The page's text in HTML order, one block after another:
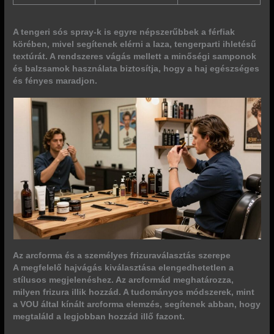
A tengeri sós spray-k is egyre népszerűbbek a férfiak
körében, mivel segítenek elérni a laza, tengerparti ihletésű
textúrát. A rendszeres vágás mellett a minőségi samponok
és balzsamok használata biztosítja, hogy a haj egészséges
és fényes maradjon.
Az arcforma és a személyes frizuraválasztás szerepe
A megfelelő hajvágás kiválasztása elengedhetetlen a
stílusos megjelenéshez. Az arcformád meghatározza,
milyen frizura illik hozzád. A tudományos módszerek, mint
a VOU által kínált arcforma elemzés, segítenek abban, hogy
megtaláld a legjobban hozzád illő fazont.